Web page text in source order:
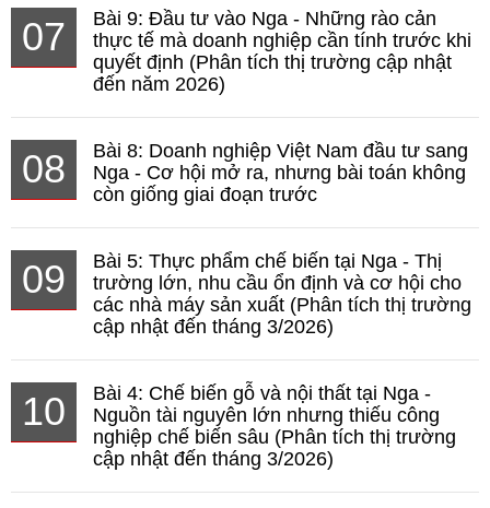
07
Bài 9: Đầu tư vào Nga - Những rào cản
thực tế mà doanh nghiệp cần tính trước khi
quyết định (Phân tích thị trường cập nhật
đến năm 2026)
08
Bài 8: Doanh nghiệp Việt Nam đầu tư sang
Nga - Cơ hội mở ra, nhưng bài toán không
còn giống giai đoạn trước
09
Bài 5: Thực phẩm chế biến tại Nga - Thị
trường lớn, nhu cầu ổn định và cơ hội cho
các nhà máy sản xuất (Phân tích thị trường
cập nhật đến tháng 3/2026)
10
Bài 4: Chế biến gỗ và nội thất tại Nga -
Nguồn tài nguyên lớn nhưng thiếu công
nghiệp chế biến sâu (Phân tích thị trường
cập nhật đến tháng 3/2026)